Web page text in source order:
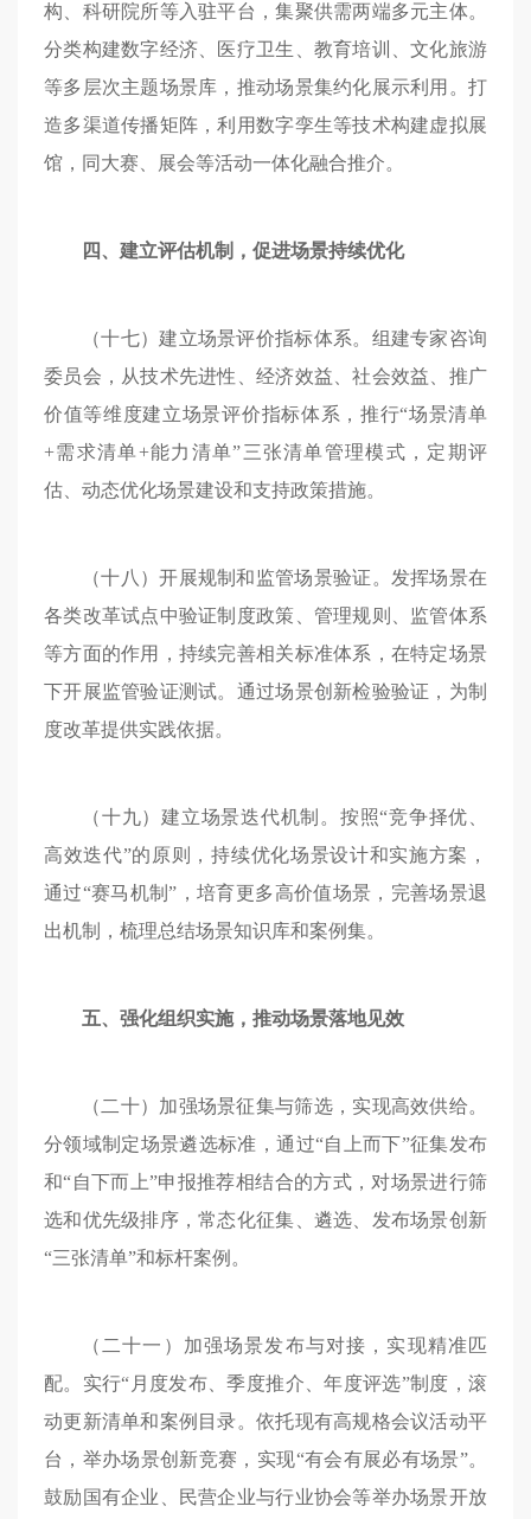
构、科研院所等入驻平台，集聚供需两端多元主体。
分类构建数字经济、医疗卫生、教育培训、文化旅游
等多层次主题场景库，推动场景集约化展示利用。打
造多渠道传播矩阵，利用数字孪生等技术构建虚拟展
馆，同大赛、展会等活动一体化融合推介。
四、建立评估机制，促进场景持续优化
（十七）建立场景评价指标体系。组建专家咨询
委员会，从技术先进性、经济效益、社会效益、推广
价值等维度建立场景评价指标体系，推行“场景清单
+需求清单+能力清单”三张清单管理模式，定期评
估、动态优化场景建设和支持政策措施。
（十八）开展规制和监管场景验证。发挥场景在
各类改革试点中验证制度政策、管理规则、监管体系
等方面的作用，持续完善相关标准体系，在特定场景
下开展监管验证测试。通过场景创新检验验证，为制
度改革提供实践依据。
（十九）建立场景迭代机制。按照“竞争择优、
高效迭代”的原则，持续优化场景设计和实施方案，
通过“赛马机制”，培育更多高价值场景，完善场景退
出机制，梳理总结场景知识库和案例集。
五、强化组织实施，推动场景落地见效
（二十）加强场景征集与筛选，实现高效供给。
分领域制定场景遴选标准，通过“自上而下”征集发布
和“自下而上”申报推荐相结合的方式，对场景进行筛
选和优先级排序，常态化征集、遴选、发布场景创新
“三张清单”和标杆案例。
（二十一）加强场景发布与对接，实现精准匹
配。实行“月度发布、季度推介、年度评选”制度，滚
动更新清单和案例目录。依托现有高规格会议活动平
台，举办场景创新竞赛，实现“有会有展必有场景”。
鼓励国有企业、民营企业与行业协会等举办场景开放